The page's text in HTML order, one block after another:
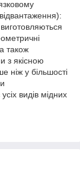
також
з якісною
ніж у більшості
видів мідних